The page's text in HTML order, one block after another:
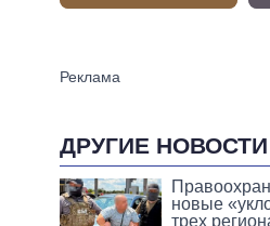
ДРУГИЕ
новые
трех